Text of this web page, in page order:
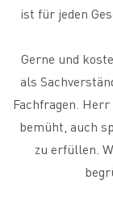
ist für jeden
Gerne und
als
Fachfragen.
bemüht, auch
zu erfüllen.